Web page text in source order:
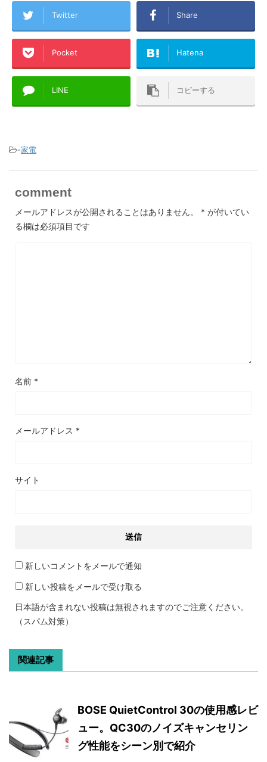
Twitter Share
Pocket Hatena
LINE コピーする
-家電
comment
メールアドレスが公開されることはありません。 * が付いてい
る欄は必須項目です
名前 *
メールアドレス *
サイト
新しいコメントをメールで通知
新しい投稿をメールで受け取る
日本語が含まれない投稿は無視されますのでご注意ください。
（スパム対策）
関連記事
BOSE QuietControl 30の使用感レビ
ュー。QC30のノイズキャンセリン
グ性能をシーン別で紹介